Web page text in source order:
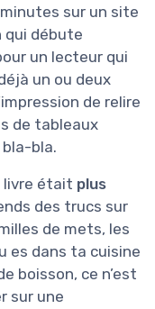
sur un site
qui débute
un lecteur qui
un ou deux
de relire
de tableaux
bla-bla.
livre était plus
des trucs sur
de mets, les
es dans ta cuisine
boisson, ce n’est
sur une